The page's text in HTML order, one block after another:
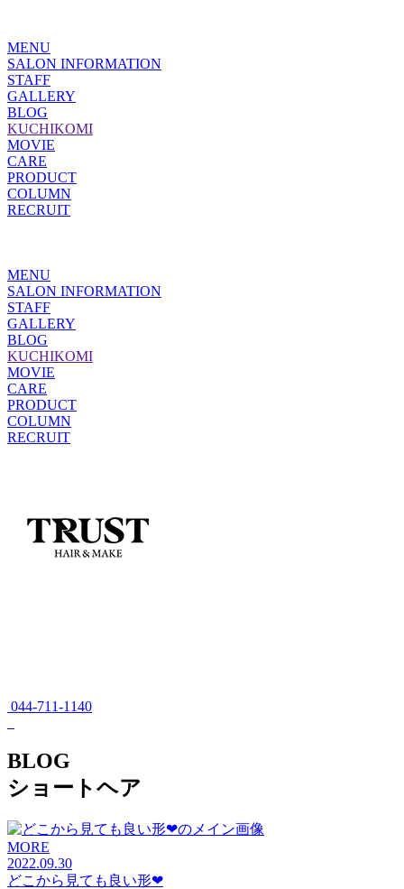
MENU
SALON INFORMATION
STAFF
GALLERY
BLOG
KUCHIKOMI
MOVIE
CARE
PRODUCT
COLUMN
RECRUIT
MENU
SALON INFORMATION
STAFF
GALLERY
BLOG
KUCHIKOMI
MOVIE
CARE
PRODUCT
COLUMN
RECRUIT
044-711-1140
BLOG
ショートヘア
MORE
2022.09.30
どこから見ても良い形❤︎